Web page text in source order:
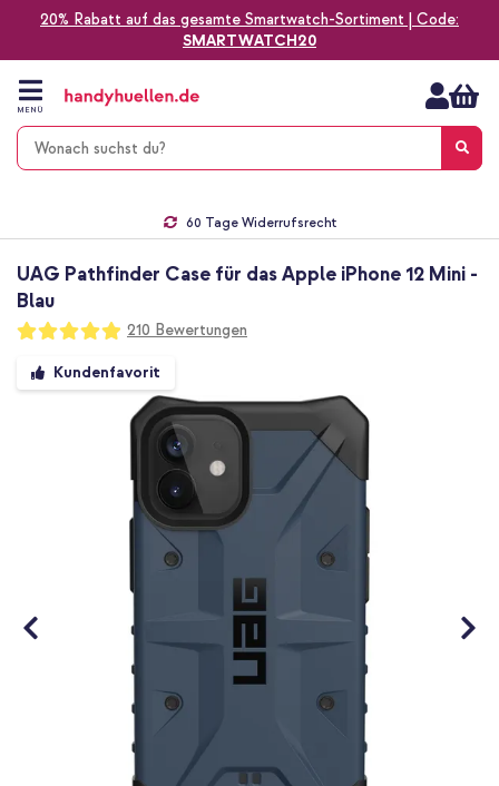
20% Rabatt auf das gesamte Smartwatch-Sortiment | Code:
SMARTWATCH20
Zum
Inhalt
springen
MENÜ
60 Tage Widerrufsrecht
UAG Pathfinder Case für das Apple iPhone 12 Mini -
Blau
Bewertung:
98
100
210 Bewertungen
Zum
Ende
Kundenfavorit